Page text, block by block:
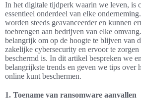
In het digitale tijdperk waarin we leven, is
essentieel onderdeel van elke
worden steeds geavanceerder en kunnen
toebrengen aan bedrijven van elke
belangrijk om op de hoogte te blijven van
zakelijke cybersecurity en ervoor te
beschermd is. In dit artikel bespreken we
belangrijkste trends en geven we tips over
online kunt beschermen.
1. Toename van ransomware aanvallen